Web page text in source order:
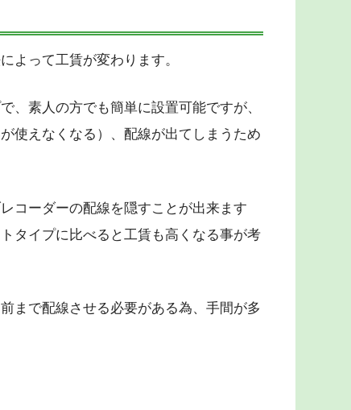
よって工賃が変わります。
、素人の方でも簡単に設置可能ですが、
使えなくなる）、配線が出てしまうため
コーダーの配線を隠すことが出来ます
タイプに比べると工賃も高くなる事が考
まで配線させる必要がある為、手間が多